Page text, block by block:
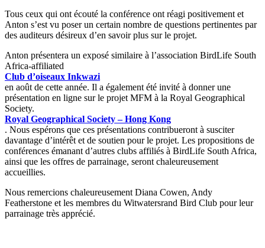
Tous ceux qui ont écouté la conférence ont réagi positivement et
Anton s’est vu poser un certain nombre de questions pertinentes par
des auditeurs désireux d’en savoir plus sur le projet.
Anton présentera un exposé similaire à l’association BirdLife South
Africa-affiliated
Club d’oiseaux Inkwazi
en août de cette année. Il a également été invité à donner une
présentation en ligne sur le projet MFM à la Royal Geographical
Society.
Royal Geographical Society – Hong Kong
. Nous espérons que ces présentations contribueront à susciter
davantage d’intérêt et de soutien pour le projet. Les propositions de
conférences émanant d’autres clubs affiliés à BirdLife South Africa,
ainsi que les offres de parrainage, seront chaleureusement
accueillies.
Nous remercions chaleureusement Diana Cowen, Andy
Featherstone et les membres du Witwatersrand Bird Club pour leur
parrainage très apprécié.